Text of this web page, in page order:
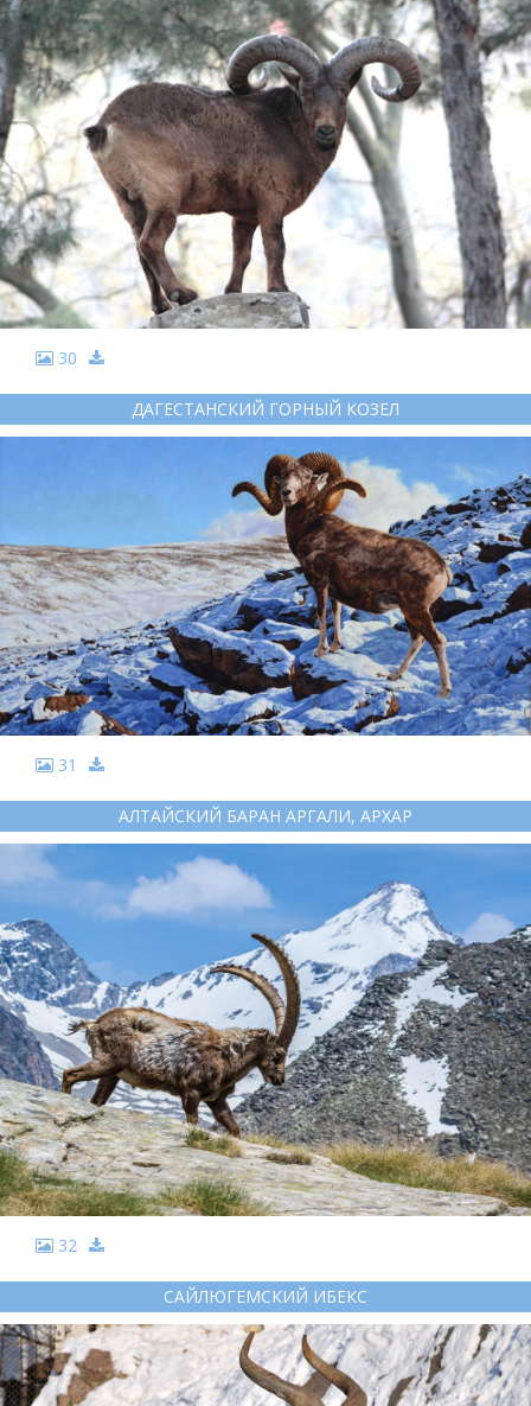
30
ДАГЕСТАНСКИЙ ГОРНЫЙ КОЗЕЛ
31
АЛТАЙСКИЙ БАРАН АРГАЛИ, АРХАР
32
САЙЛЮГЕМСКИЙ ИБЕКС